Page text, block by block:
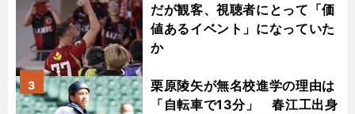
だが観客、視聴者にとって「価
値あるイベント」になっていた
か
栗原陵矢が無名校進学の理由は
「自転車で13分」 春江工出身
3